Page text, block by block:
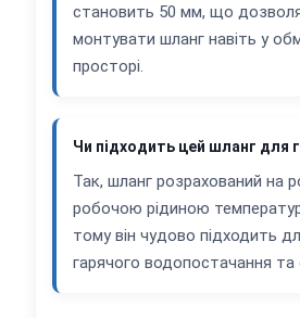
становить 50 мм, що
монтувати шланг навіть у
просторі.
Чи підходить цей шланг для
Так, шланг розрахований на
робочою рідиною
тому він чудово підходить
гарячого водопостачання та